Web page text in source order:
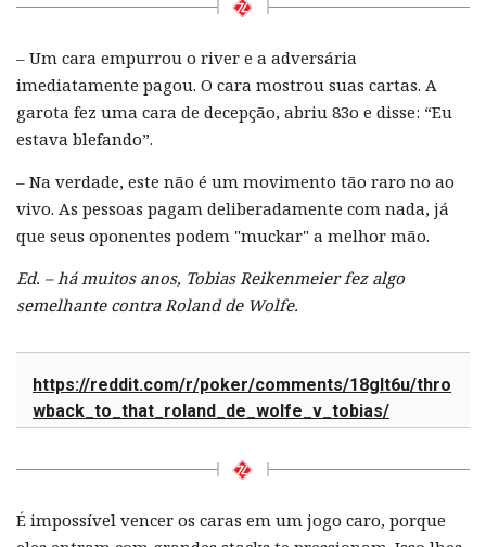
– Um cara empurrou o river e a adversária
imediatamente pagou. O cara mostrou suas cartas. A
garota fez uma cara de decepção, abriu 83o e disse: “Eu
estava blefando”.
– Na verdade, este não é um movimento tão raro no ao
vivo. As pessoas pagam deliberadamente com nada, já
que seus oponentes podem "muckar" a melhor mão.
Ed. – há muitos anos, Tobias Reikenmeier fez algo
semelhante contra Roland de Wolfe.
https://reddit.com/r/poker/comments/18glt6u/thro
wback_to_that_roland_de_wolfe_v_tobias/
É impossível vencer os caras em um jogo caro, porque